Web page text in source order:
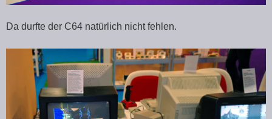
Da durfte der C64 natürlich nicht fehlen.